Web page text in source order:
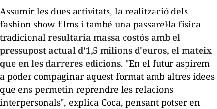
Assumir les dues activitats, la realització dels
fashion show films i també una passarel·la física
tradicional resultaria massa costós amb el
pressupost actual d'1,5 milions d'euros, el mateix
que en les darreres edicions. "En el futur aspirem
a poder compaginar aquest format amb altres idees
que ens permetin reprendre les relacions
interpersonals", explica Coca, pensant potser en